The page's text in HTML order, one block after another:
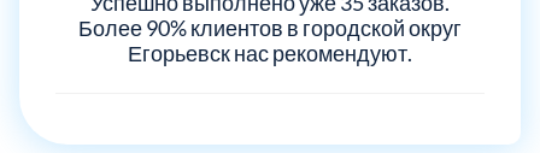
Более 90% клиентов в городской округ
Егорьевск нас рекомендуют.
Выберите город: